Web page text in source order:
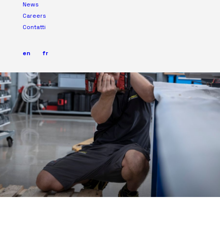
News
Careers
Contatti
en fr